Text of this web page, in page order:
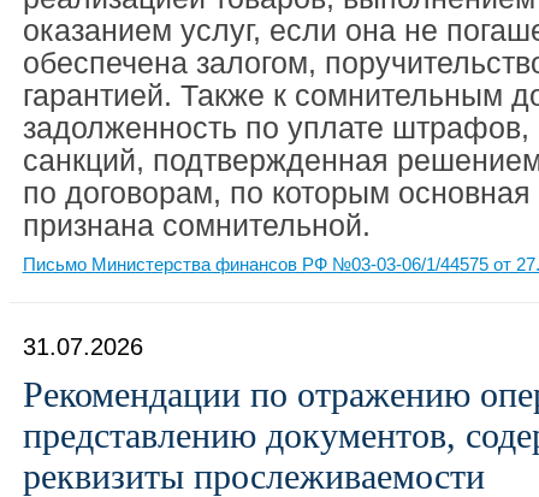
оказанием услуг, если она не
обеспечена залогом,
гарантией. Также к сомнительным
задолженность по уплате
санкций, подтвержденная
по договорам, по которым
признана сомнительной.
Письмо Министерства финансов РФ №03-03-06/1/44575 от
31.07.2026
Рекомендации по отражению
представлению документов,
реквизиты прослеживаемости